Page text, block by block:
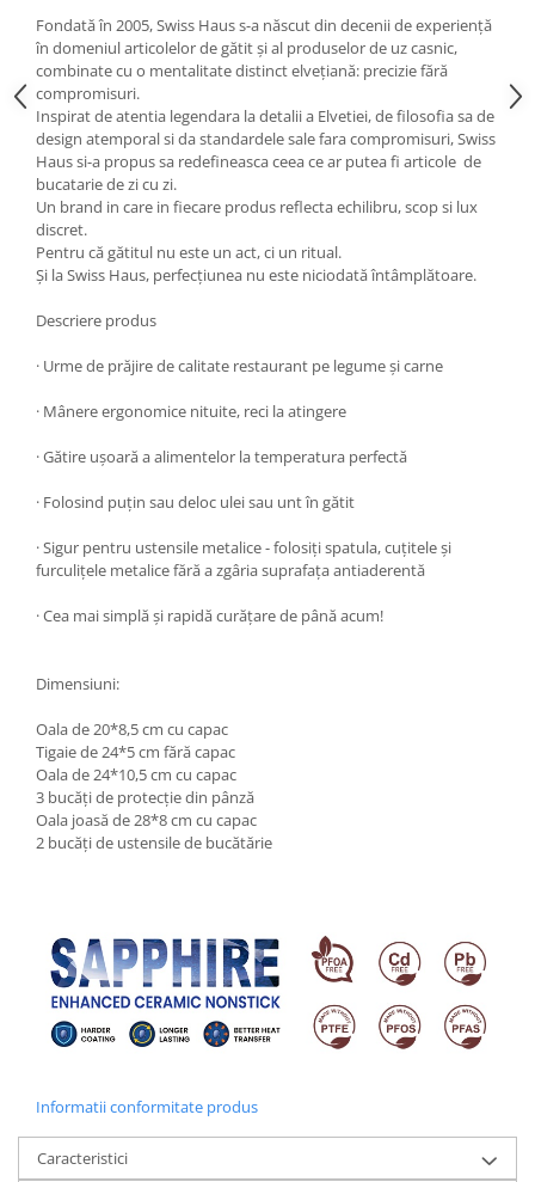
Oale si cratite
Tavi copt
Tigai
Vesela si tacamuri
Boluri
Farfurii
Scurgatoare vase
Seturi de tacamuri
Suporturi pentru tacamuri
Cani
Pahare
Scrumiere
Suporturi farfurii
Suporturi pahare, cesti, cani
Ustensile cofetarie si patiserie
Tavi si forme prajituri
Facalete
Forme briose
Lumanari tort
Ornare, insiropare si decorare
prajituri
Portionatoare si feliatoare
Suporturi prajituri
Tavi detasabile
Tavi si forme fursecuri
Ustensile antiaderente
Fondată în 2005, Swiss Haus s-a născut din decenii de experiență
în domeniul articolelor de gătit și al produselor de uz casnic,
combinate cu o mentalitate distinct elvețiană: precizie fără
compromisuri.
Inspirat de atentia legendara la detalii a Elvetiei, de filosofia sa de
design atemporal si da standardele sale fara compromisuri, Swiss
Haus si-a propus sa redefineasca ceea ce ar putea fi articole de
bucatarie de zi cu zi.
Un brand in care in fiecare produs reflecta echilibru, scop si lux
discret.
Pentru că gătitul nu este un act, ci un ritual.
Și la Swiss Haus, perfecțiunea nu este niciodată întâmplătoare.
Descriere produs
· Urme de prăjire de calitate restaurant pe legume și carne
· Mânere ergonomice nituite, reci la atingere
· Gătire ușoară a alimentelor la temperatura perfectă
· Folosind puțin sau deloc ulei sau unt în gătit
· Sigur pentru ustensile metalice - folosiți spatula, cuțitele și
furculițele metalice fără a zgâria suprafața antiaderentă
· Cea mai simplă și rapidă curățare de până acum!
Dimensiuni:
Oala de 20*8,5 cm cu capac
Tigaie de 24*5 cm fără capac
Oala de 24*10,5 cm cu capac
3 bucăți de protecție din pânză
Oala joasă de 28*8 cm cu capac
2 bucăți de ustensile de bucătărie
Informatii conformitate produs
Caracteristici